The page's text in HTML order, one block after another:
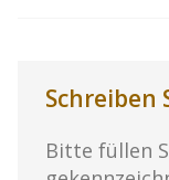
Schreiben
Bitte füllen